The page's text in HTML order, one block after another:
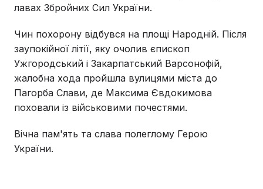
лавах Збройних Сил України.
Чин похорону відбувся на площі Народній. Після
заупокійної літії, яку очолив єпископ
Ужгородський і Закарпатський Варсонофій,
жалобна хода пройшла вулицями міста до
Пагорба Слави, де Максима Євдокимова
поховали із військовими почестями.
Вічна пам'ять та слава полеглому Герою
України.